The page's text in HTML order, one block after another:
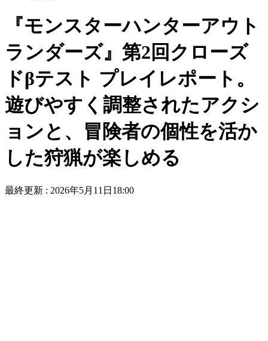
『モンスターハンターアウト
ランダーズ』第2回クローズ
ドβテスト プレイレポート。
遊びやすく調整されたアクシ
ョンと、冒険者の個性を活か
した狩猟が楽しめる
最終更新 : 2026年5月11日18:00